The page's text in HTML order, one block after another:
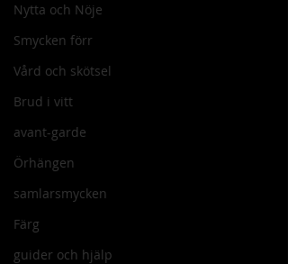
Nytta och Nöje
Smycken förr
Vård och skötsel
Brud i vitt
avant-garde
Örhängen
samlarsmycken
Färg
guider och hjälp